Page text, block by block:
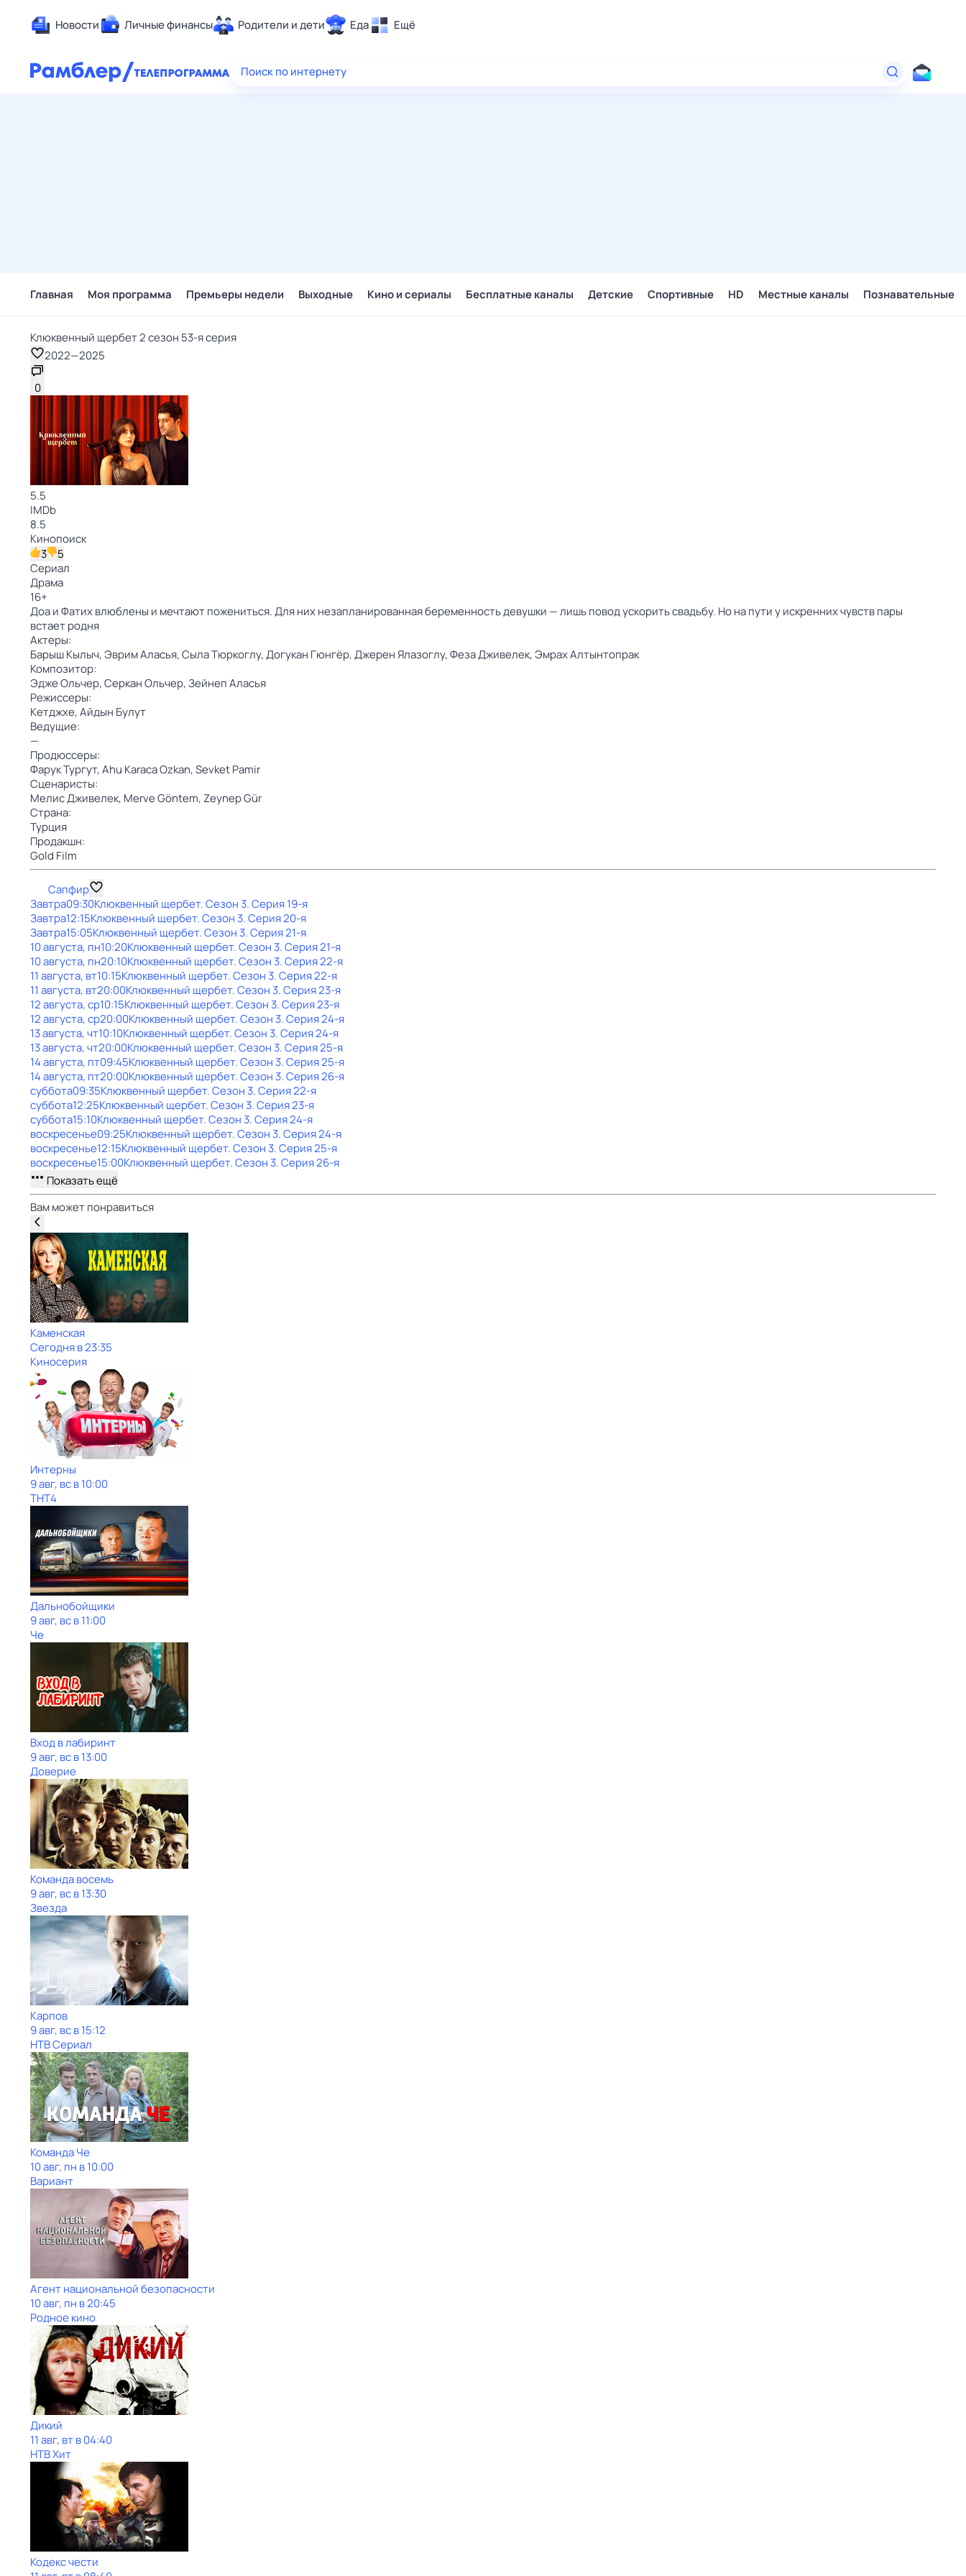
Новости Личные финансы Родители и дети Еда Ещё
Здоровье
Поиск по интернету
Главная Моя программа Премьеры недели Выходные Кино и сериалы Бесплатные каналы Детские Спортивные HD Местные каналы Познавательные
Клюквенный щербет 2 сезон 53-я серия
2022—2025
0
5.5
IMDb
8.5
Кинопоиск
3
5
Сериал
Драма
16+
Доа и Фатих влюблены и мечтают пожениться. Для них незапланированная беременность девушки — лишь повод ускорить свадьбу. Но на пути у искренних чувств пары
встает родня
Актеры:
Барыш Кылыч,Эврим Аласья,Сыла Тюркоглу,Догукан Гюнгёр,Джерен Ялазоглу,Феза Дживелек,Эмрах Алтынтопрак
Композитор:
Эдже Ольчер,Серкан Ольчер,Зейнеп Аласья
Режиссеры:
Кетджхе,Айдын Булут
Ведущие:
—
Продюссеры:
Фарук Тургут,Ahu Karaca Ozkan,Sevket Pamir
Сценаристы:
Мелис Дживелек, Merve Göntem, Zeynep Gür
Страна:
Турция
Продакшн:
Gold Film
Сапфир
Завтра09:30Клюквенный щербет. Сезон 3. Серия 19-я
Завтра12:15Клюквенный щербет. Сезон 3. Серия 20-я
Завтра15:05Клюквенный щербет. Сезон 3. Серия 21-я
10 августа, пн10:20Клюквенный щербет. Сезон 3. Серия 21-я
10 августа, пн20:10Клюквенный щербет. Сезон 3. Серия 22-я
11 августа, вт10:15Клюквенный щербет. Сезон 3. Серия 22-я
11 августа, вт20:00Клюквенный щербет. Сезон 3. Серия 23-я
12 августа, ср10:15Клюквенный щербет. Сезон 3. Серия 23-я
12 августа, ср20:00Клюквенный щербет. Сезон 3. Серия 24-я
13 августа, чт10:10Клюквенный щербет. Сезон 3. Серия 24-я
13 августа, чт20:00Клюквенный щербет. Сезон 3. Серия 25-я
14 августа, пт09:45Клюквенный щербет. Сезон 3. Серия 25-я
14 августа, пт20:00Клюквенный щербет. Сезон 3. Серия 26-я
суббота09:35Клюквенный щербет. Сезон 3. Серия 22-я
суббота12:25Клюквенный щербет. Сезон 3. Серия 23-я
суббота15:10Клюквенный щербет. Сезон 3. Серия 24-я
воскресенье09:25Клюквенный щербет. Сезон 3. Серия 24-я
воскресенье12:15Клюквенный щербет. Сезон 3. Серия 25-я
воскресенье15:00Клюквенный щербет. Сезон 3. Серия 26-я
Показать ещё
Вам может понравиться
Каменская
Сегодня в 23:35
Киносерия
Интерны
9 авг, вс в 10:00
ТНТ4
Дальнобойщики
9 авг, вс в 11:00
Че
Вход в лабиринт
9 авг, вс в 13:00
Доверие
Команда восемь
9 авг, вс в 13:30
Звезда
Карпов
9 авг, вс в 15:12
НТВ Сериал
Команда Че
10 авг, пн в 10:00
Вариант
Агент национальной безопасности
10 авг, пн в 20:45
Родное кино
Дикий
11 авг, вт в 04:40
НТВ Хит
Кодекс чести